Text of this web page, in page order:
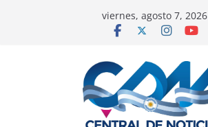
viernes, agosto 7, 2026